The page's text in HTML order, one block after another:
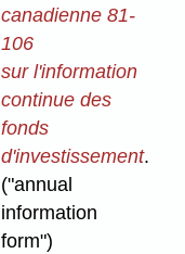
canadienne 81-
106
sur l'information
continue des
fonds
d'investissement.
("annual
information
form")